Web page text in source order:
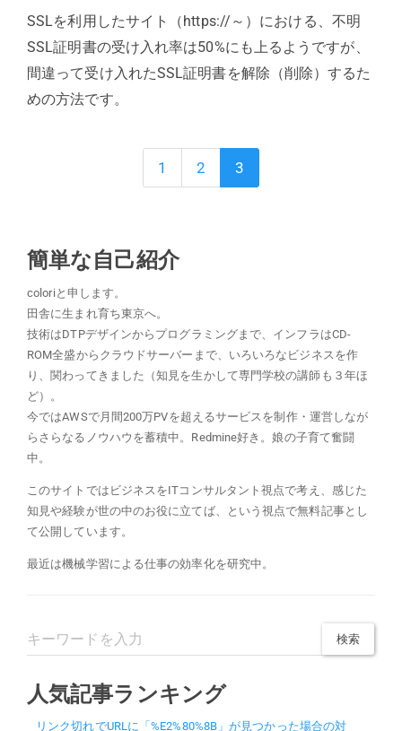
SSLを利用したサイト（https://～）における、不明
SSL証明書の受け入れ率は50%にも上るようですが、
間違って受け入れたSSL証明書を解除（削除）するた
めの方法です。
1 2 3
簡単な自己紹介
coloriと申します。
田舎に生まれ育ち東京へ。
技術はDTPデザインからプログラミングまで、インフラはCD-
ROM全盛からクラウドサーバーまで、いろいろなビジネスを作
り、関わってきました（知見を生かして専門学校の講師も３年ほ
ど）。
今ではAWSで月間200万PVを超えるサービスを制作・運営しなが
らさらなるノウハウを蓄積中。Redmine好き。娘の子育て奮闘
中。
このサイトではビジネスをITコンサルタント視点で考え、感じた
知見や経験が世の中のお役に立てば、という視点で無料記事とし
て公開しています。
最近は機械学習による仕事の効率化を研究中。
人気記事ランキング
リンク切れでURLに「%E2%80%8B」が見つかった場合の対